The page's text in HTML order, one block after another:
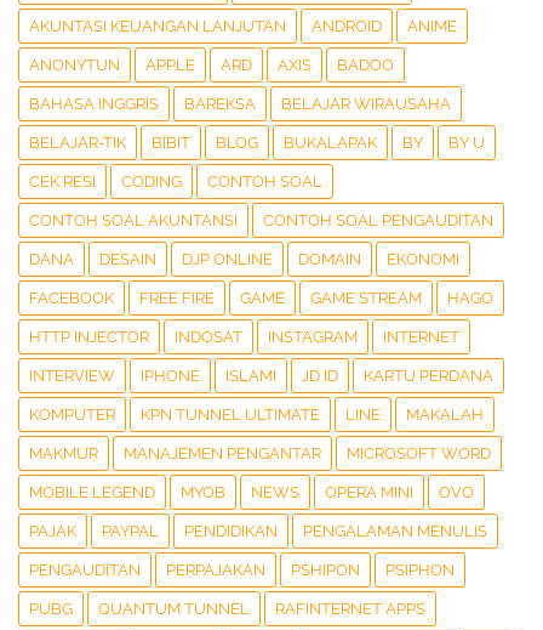
AKUNTASI KEUANGAN LANJUTAN ANDROID ANIME
ANONYTUN APPLE ARD AXIS BADOO
BAHASA INGGRIS BAREKSA BELAJAR WIRAUSAHA
BELAJAR-TIK BIBIT BLOG BUKALAPAK BY BY U
CEK RESI CODING CONTOH SOAL
CONTOH SOAL AKUNTANSI CONTOH SOAL PENGAUDITAN
DANA DESAIN DJP ONLINE DOMAIN EKONOMI
FACEBOOK FREE FIRE GAME GAME STREAM HAGO
HTTP INJECTOR INDOSAT INSTAGRAM INTERNET
INTERVIEW IPHONE ISLAMI JD ID KARTU PERDANA
KOMPUTER KPN TUNNEL ULTIMATE LINE MAKALAH
MAKMUR MANAJEMEN PENGANTAR MICROSOFT WORD
MOBILE LEGEND MYOB NEWS OPERA MINI OVO
PAJAK PAYPAL PENDIDIKAN PENGALAMAN MENULIS
PENGAUDITAN PERPAJAKAN PSHIPON PSIPHON
PUBG QUANTUM TUNNEL RAFINTERNET APPS